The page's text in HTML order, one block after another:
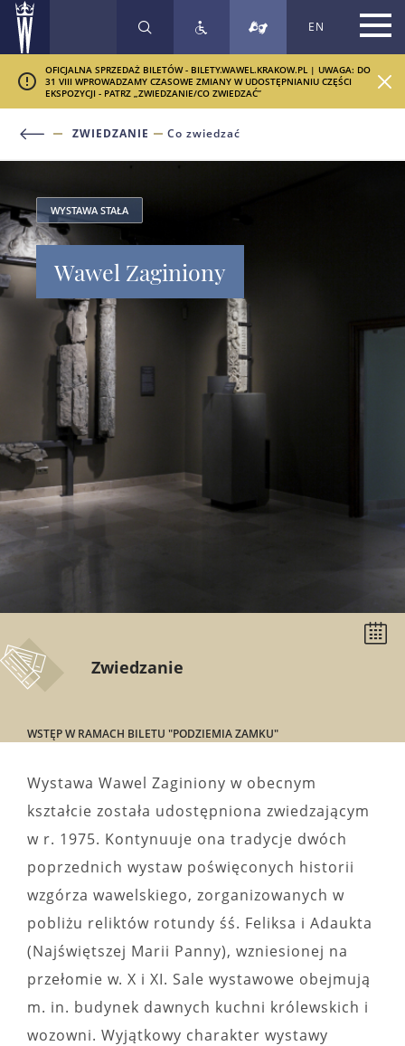
SZUKAJ EN
OFICJALNA SPRZEDAŻ BILETÓW - BILETY.WAWEL.KRAKOW.PL | UWAGA: DO
31 VIII WPROWADZAMY CZASOWE ZMIANY W UDOSTĘPNIANIU CZĘŚCI
EKSPOZYCJI - PATRZ „ZWIEDZANIE/CO ZWIEDZAĆ”
ZWIEDZANIE Co zwiedzać
WYSTAWA STAŁA
Wawel Zaginiony
Zwiedzanie
WSTĘP W RAMACH BILETU "PODZIEMIA ZAMKU"
Wystawa Wawel Zaginiony w obecnym
kształcie została udostępniona zwiedzającym
w r. 1975. Kontynuuje ona tradycje dwóch
poprzednich wystaw poświęconych historii
wzgórza wawelskiego, zorganizowanych w
pobliżu reliktów rotundy śś. Feliksa i Adaukta
(Najświętszej Marii Panny), wzniesionej na
przełomie w. X i XI. Sale wystawowe obejmują
m. in. budynek dawnych kuchni królewskich i
wozowni. Wyjątkowy charakter wystawy